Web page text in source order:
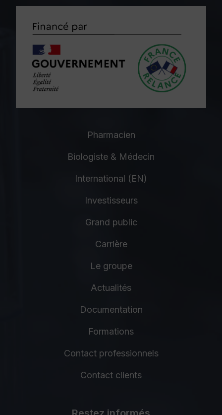
Pharmacien
Biologiste & Médecin
International (EN)
Investisseurs
Grand public
Carrière
Le groupe
Actualités
Documentation
Formations
Contact professionnels
Contact clients